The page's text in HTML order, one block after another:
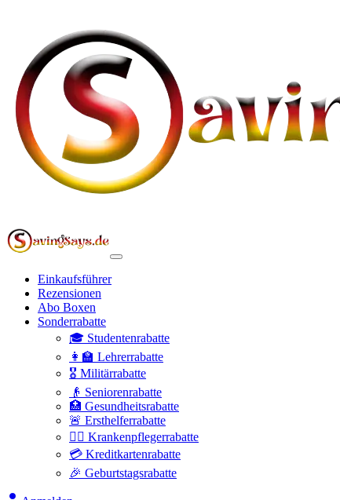
Einkaufsführer
Rezensionen
Abo Boxen
Sonderrabatte
🎓 Studentenrabatte
👩‍🏫 Lehrerrabatte
🎖️ Militärrabatte
👴 Seniorenrabatte
🏥 Gesundheitsrabatte
🚨 Ersthelferrabatte
👩‍⚕️ Krankenpflegerrabatte
💳 Kreditkartenrabatte
🎉 Geburtstagsrabatte